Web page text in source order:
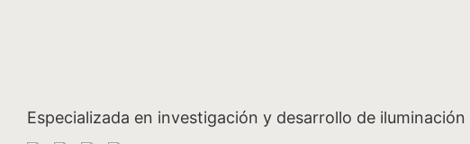
Especializada en investigación y desarrollo de